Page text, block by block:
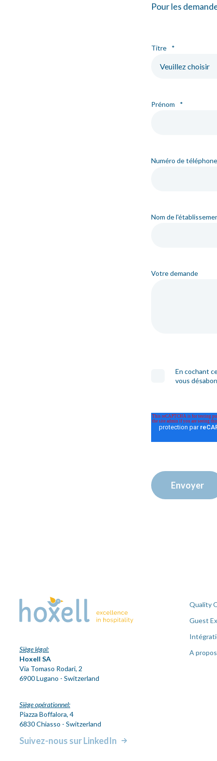
Pour les
Titre *
Prénom *
Numéro de téléphone
Nom de
Votre demande
En cochant
vous
Siège légal:
Hoxell SA
Via Tomaso Rodari, 2
6900 Lugano - Switzerland
Siège opérationnel:
Piazza Boffalora, 4
6830 Chiasso - Switzerland
Suivez-nous sur LinkedIn
Quality
Guest
A